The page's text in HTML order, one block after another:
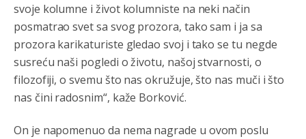
svoje kolumne i život kolumniste na neki način
posmatrao svet sa svog prozora, tako sam i ja sa
prozora karikaturiste gledao svoj i tako se tu negde
susreću naši pogledi o životu, našoj stvarnosti, o
filozofiji, o svemu što nas okružuje, što nas muči i što
nas čini radosnim“, kaže Borković.
On je napomenuo da nema nagrade u ovom poslu
Анонимно2806721 8/6/2026 2:27
Kuniocu ide q u guz...
Анонимно2808843 8/6/2026 6:20
reconquista
Анонимно2810587 8/7/2026 11:11